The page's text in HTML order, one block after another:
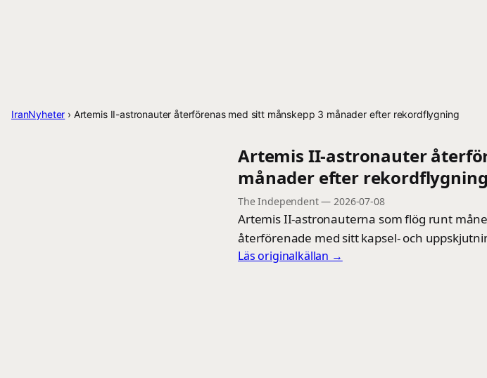
IranNyheter › Artemis II-astronauter återförenas med sitt månskepp 3 månader efter rekordflygning
Artemis II-astronauter
månader efter rekordflygning
The Independent—2026-07-08
Artemis II-astronauterna som flög runt
återförenade med sitt kapsel- och
Läs originalkällan →